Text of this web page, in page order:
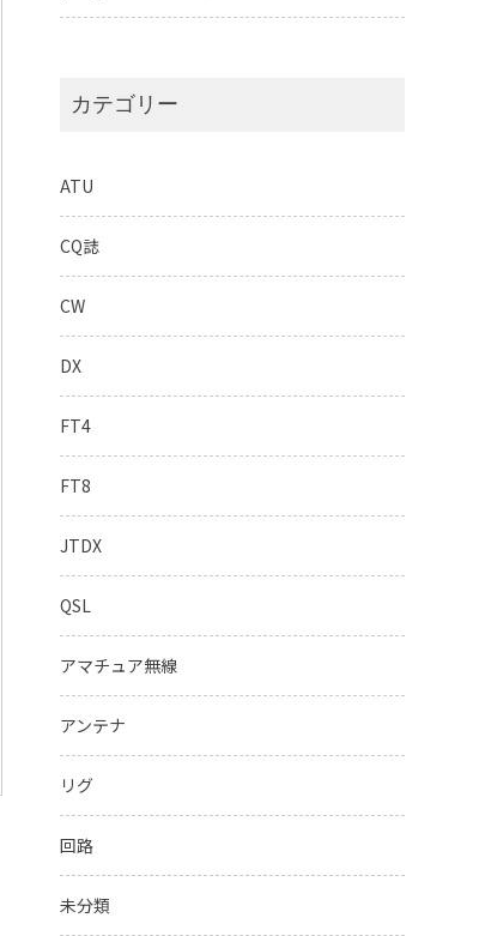
カテゴリー
ATU
CQ誌
CW
DX
FT4
FT8
JTDX
QSL
アマチュア無線
アンテナ
リグ
回路
未分類